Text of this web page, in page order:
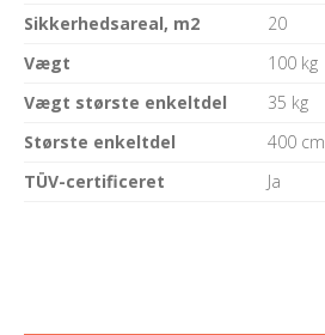
Sikkerhedsareal, m2
20
Vægt
100 kg
Vægt største enkeltdel
35 kg
Største enkeltdel
400 cm
TÜV-certificeret
Ja